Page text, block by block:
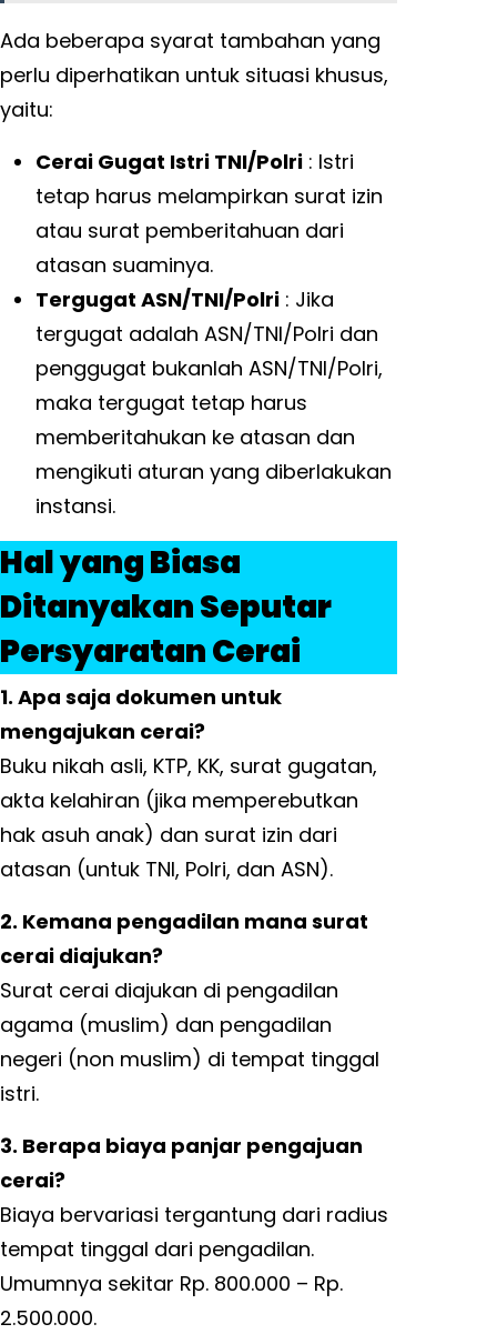
Ada beberapa syarat tambahan yang
perlu diperhatikan untuk situasi khusus,
yaitu:
Cerai Gugat Istri TNI/Polri : Istri
tetap harus melampirkan surat izin
atau surat pemberitahuan dari
atasan suaminya.
Tergugat ASN/TNI/Polri : Jika
tergugat adalah ASN/TNI/Polri dan
penggugat bukanlah ASN/TNI/Polri,
maka tergugat tetap harus
memberitahukan ke atasan dan
mengikuti aturan yang diberlakukan
instansi.
Hal yang Biasa
Ditanyakan Seputar
Persyaratan Cerai
1. Apa saja dokumen untuk
mengajukan cerai?
Buku nikah asli, KTP, KK, surat gugatan,
akta kelahiran (jika memperebutkan
hak asuh anak) dan surat izin dari
atasan (untuk TNI, Polri, dan ASN).
2. Kemana pengadilan mana surat
cerai diajukan?
Surat cerai diajukan di pengadilan
agama (muslim) dan pengadilan
negeri (non muslim) di tempat tinggal
istri.
3. Berapa biaya panjar pengajuan
cerai?
Biaya bervariasi tergantung dari radius
tempat tinggal dari pengadilan.
Umumnya sekitar Rp. 800.000 – Rp.
2.500.000.